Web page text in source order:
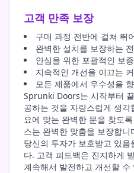
고객 만족 보장
구매 과정 전반에 걸쳐 뛰
완벽한 설치를 보장하는
안심을 위한 포괄적인 보
지속적인 개선을 이끄는
모든 제품에서 우수성을
Sprunki Doors는 시작부터
공하는 것을 자랑스럽게 생
요에 맞는 완벽한 문을 찾도
스는 완벽한 맞춤을 보장합
당신의 투자가 보호받고 있
다. 고객 피드백은 진지하게
계속해서 발전하고 개선할 수